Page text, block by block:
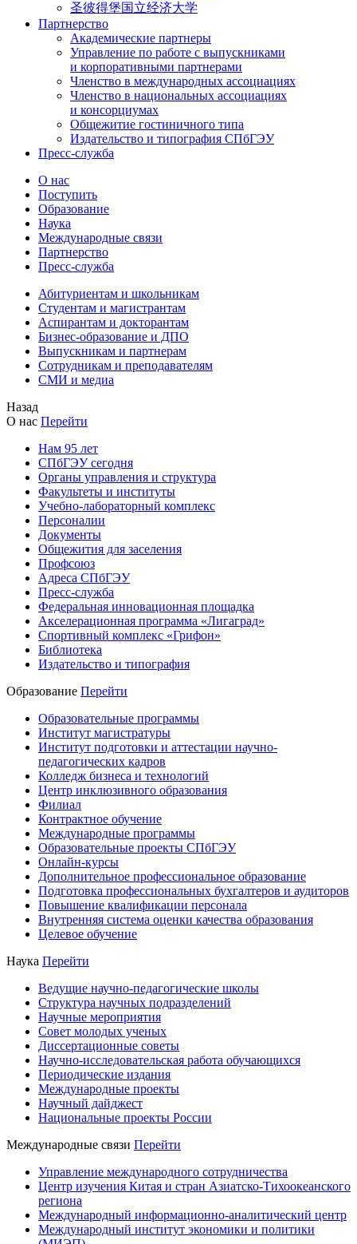
圣彼得堡国立经济大学
Партнерство
Академические партнеры
Управление по работе с выпускниками
и корпоративными партнерами
Членство в международных ассоциациях
Членство в национальных ассоциациях
и консорциумах
Общежитие гостиничного типа
Издательство и типография СПбГЭУ
Пресс-служба
О нас
Поступить
Образование
Наука
Международные связи
Партнерство
Пресс-служба
Абитуриентам и школьникам
Студентам и магистрантам
Аспирантам и докторантам
Бизнес-образование и ДПО
Выпускникам и партнерам
Сотрудникам и преподавателям
СМИ и медиа
Назад
О нас Перейти
Нам 95 лет
СПбГЭУ сегодня
Органы управления и структура
Факультеты и институты
Учебно-лабораторный комплекс
Персоналии
Документы
Общежития для заселения
Профсоюз
Адреса СПбГЭУ
Пресс-служба
Федеральная инновационная площадка
Акселерационная программа «Лигаград»­­
Спортивный комплекс «Грифон»
Библиотека
Издательство и типография
Образование Перейти
Образовательные программы
Институт магистратуры
Институт подготовки и аттестации научно-
педагогических кадров
Колледж бизнеса и технологий
Центр инклюзивного образования
Филиал
Контрактное обучение
Международные программы
Образовательные проекты СПбГЭУ
Онлайн-курсы
Дополнительное профессиональное образование
Подготовка профессиональных бухгалтеров и аудиторов
Повышение квалификации персонала
Внутренняя система оценки качества образования
Целевое обучение
Наука Перейти
Ведущие научно-педагогические школы
Структура научных подразделений
Научные мероприятия
Совет молодых ученых
Диссертационные советы
Научно-исследовательская работа обучающихся
Периодические издания
Международные проекты
Научный дайджест
Национальные проекты России
Международные связи Перейти
Управление международного сотрудничества
Центр изучения Китая и стран Азиатско-Тихоокеанского
региона
Международный информационно-аналитический центр
Международный институт экономики и политики